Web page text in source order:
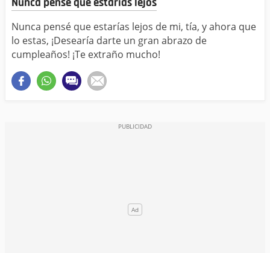
SOBRINA
HERMANO
HIJO
NOVIA
PAPA
Nunca pensé que estarías lejos de mi, tía, y ahora que
lo estas, ¡Desearía darte un gran abrazo de
cumpleaños! ¡Te extraño mucho!